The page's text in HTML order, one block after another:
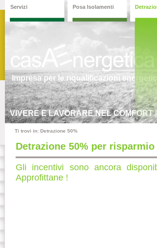
Servizi Posa Isolamenti
Impresa per le riqualificazioni
VIVERE E LAVORARE NEL
Ti trovi in: Detrazione 50%
Detrazione 50% per
Gli incentivi sono ancora
Approfittane !